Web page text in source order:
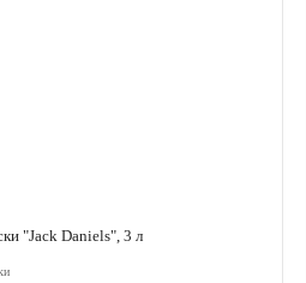
"Jack Daniels", 3 л